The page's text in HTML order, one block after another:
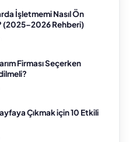
İşletmemi Nasıl Ön
(2025–2026 Rehberi)
Firması Seçerken
Çıkmak için 10 Etkili